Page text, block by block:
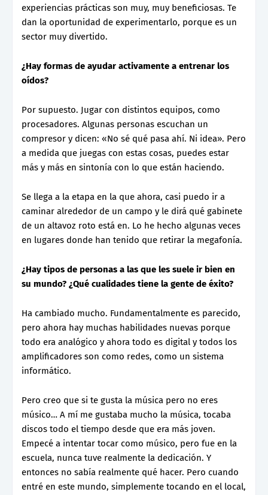
experiencias prácticas son muy, muy beneficiosas. Te
dan la oportunidad de experimentarlo, porque es un
sector muy divertido.
¿Hay formas de ayudar activamente a entrenar los
oídos?
Por supuesto. Jugar con distintos equipos, como
procesadores. Algunas personas escuchan un
compresor y dicen: «No sé qué pasa ahí. Ni idea». Pero
a medida que juegas con estas cosas, puedes estar
más y más en sintonía con lo que están haciendo.
Se llega a la etapa en la que ahora, casi puedo ir a
caminar alrededor de un campo y le dirá qué gabinete
de un altavoz roto está en. Lo he hecho algunas veces
en lugares donde han tenido que retirar la megafonía.
¿Hay tipos de personas a las que les suele ir bien en
su mundo? ¿Qué cualidades tiene la gente de éxito?
Ha cambiado mucho. Fundamentalmente es parecido,
pero ahora hay muchas habilidades nuevas porque
todo era analógico y ahora todo es digital y todos los
amplificadores son como redes, como un sistema
informático.
Pero creo que si te gusta la música pero no eres
músico… A mí me gustaba mucho la música, tocaba
discos todo el tiempo desde que era más joven.
Empecé a intentar tocar como músico, pero fue en la
escuela, nunca tuve realmente la dedicación. Y
entonces no sabía realmente qué hacer. Pero cuando
entré en este mundo, simplemente tocando en el local,